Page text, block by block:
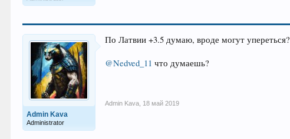
Admin Kava
Administrator
По Латвии +3.5 думаю, вроде могут упереться?
@Nedved_11 что думаешь?
Admin Kava 18 май 2019